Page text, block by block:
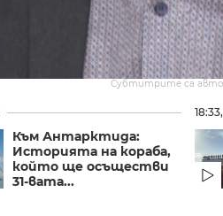
Субтитрите са
Към Антарктида:
Историята на кораба,
който ще осъществи
31-вата...